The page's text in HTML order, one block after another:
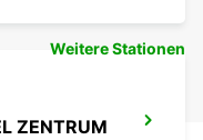
ZENTRUM
Weitere Stationen